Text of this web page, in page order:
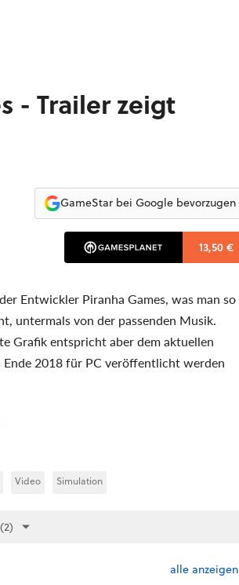
- Trailer zeigt
GameStar bei Google bevorzugen
13,50 €
Entwickler Piranha Games, was man so
untermals von der passenden Musik.
Grafik entspricht aber dem aktuellen
Ende 2018 für PC veröffentlicht werden
Video Simulation
alle anzeigen